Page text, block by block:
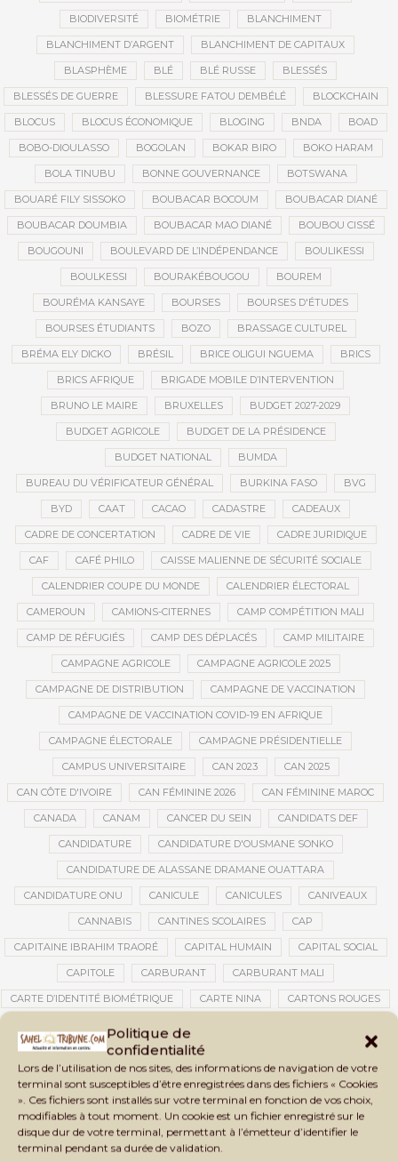
Politique de
confidentialité
Lors de l’utilisation de nos sites, des informations de navigation de votre
terminal sont susceptibles d’être enregistrées dans des fichiers « Cookies
». Ces fichiers sont installés sur votre terminal en fonction de vos choix,
modifiables à tout moment. Un cookie est un fichier enregistré sur le
disque dur de votre terminal, permettant à l’émetteur d’identifier le
terminal pendant sa durée de validation.
BIODIVERSITÉ BIOMÉTRIE BLANCHIMENT
BLANCHIMENT D’ARGENT BLANCHIMENT DE CAPITAUX
BLASPHÈME BLÉ BLÉ RUSSE BLESSÉS
BLESSÉS DE GUERRE BLESSURE FATOU DEMBÉLÉ BLOCKCHAIN
BLOCUS BLOCUS ÉCONOMIQUE BLOGING BNDA BOAD
BOBO-DIOULASSO BOGOLAN BOKAR BIRO BOKO HARAM
BOLA TINUBU BONNE GOUVERNANCE BOTSWANA
BOUARÉ FILY SISSOKO BOUBACAR BOCOUM BOUBACAR DIANÉ
BOUBACAR DOUMBIA BOUBACAR MAO DIANÉ BOUBOU CISSÉ
BOUGOUNI BOULEVARD DE L’INDÉPENDANCE BOULIKESSI
BOULKESSI BOURAKÉBOUGOU BOUREM
BOURÉMA KANSAYE BOURSES BOURSES D'ÉTUDES
BOURSES ÉTUDIANTS BOZO BRASSAGE CULTUREL
BRÉMA ELY DICKO BRÉSIL BRICE OLIGUI NGUEMA BRICS
BRICS AFRIQUE BRIGADE MOBILE D’INTERVENTION
BRUNO LE MAIRE BRUXELLES BUDGET 2027-2029
BUDGET AGRICOLE BUDGET DE LA PRÉSIDENCE
BUDGET NATIONAL BUMDA
BUREAU DU VÉRIFICATEUR GÉNÉRAL BURKINA FASO BVG
BYD CAAT CACAO CADASTRE CADEAUX
CADRE DE CONCERTATION CADRE DE VIE CADRE JURIDIQUE
CAF CAFÉ PHILO CAISSE MALIENNE DE SÉCURITÉ SOCIALE
CALENDRIER COUPE DU MONDE CALENDRIER ÉLECTORAL
CAMEROUN CAMIONS-CITERNES CAMP COMPÉTITION MALI
CAMP DE RÉFUGIÉS CAMP DES DÉPLACÉS CAMP MILITAIRE
CAMPAGNE AGRICOLE CAMPAGNE AGRICOLE 2025
CAMPAGNE DE DISTRIBUTION CAMPAGNE DE VACCINATION
CAMPAGNE DE VACCINATION COVID-19 EN AFRIQUE
CAMPAGNE ÉLECTORALE CAMPAGNE PRÉSIDENTIELLE
CAMPUS UNIVERSITAIRE CAN 2023 CAN 2025
CAN CÔTE D'IVOIRE CAN FÉMININE 2026 CAN FÉMININE MAROC
CANADA CANAM CANCER DU SEIN CANDIDATS DEF
CANDIDATURE CANDIDATURE D'OUSMANE SONKO
CANDIDATURE DE ALASSANE DRAMANE OUATTARA
CANDIDATURE ONU CANICULE CANICULES CANIVEAUX
CANNABIS CANTINES SCOLAIRES CAP
CAPITAINE IBRAHIM TRAORÉ CAPITAL HUMAIN CAPITAL SOCIAL
CAPITOLE CARBURANT CARBURANT MALI
CARTE D’IDENTITÉ BIOMÉTRIQUE CARTE NINA CARTONS ROUGES
CATASTROPHES CLIMATIQUES
CAUTION 10 000 DOLLARS CAUTION DE VISA CDAT CECOGEC
CÉDÉAO CEDEAO CEI CÉLÉBRATION NATIONALE CEMAC
CEMAPI CEN-SNESUP CENOU CENSURE
CENTRAFRIQUE CENTRALE SOLAIRE